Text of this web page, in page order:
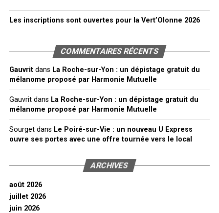
Les inscriptions sont ouvertes pour la Vert’Olonne 2026
COMMENTAIRES RÉCENTS
Gauvritdans La Roche-sur-Yon : un dépistage gratuit du
mélanome proposé par Harmonie Mutuelle
Gauvritdans La Roche-sur-Yon : un dépistage gratuit du
mélanome proposé par Harmonie Mutuelle
Sourgetdans Le Poiré-sur-Vie : un nouveau U Express
ouvre ses portes avec une offre tournée vers le local
ARCHIVES
août 2026
juillet 2026
juin 2026